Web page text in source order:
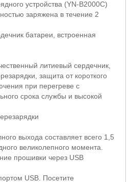
устройства (YN-B2000C)
заряжена в течение 2
батареи, встроенная
литиевый сердечник,
защита от короткого
при перегреве с
срока службы и высокой
выхода составляет всего 1,5
великолепного момента.
прошивки через USB
USB . Посетите